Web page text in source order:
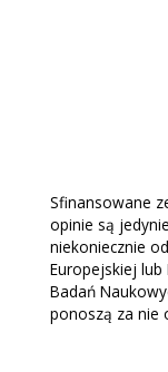
Sfinansowane
opinie są
niekoniecznie
Europejskiej lub
Badań
ponoszą za nie